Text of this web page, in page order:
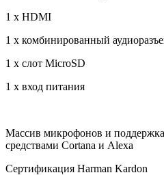
1 x HDMI
1 x комбинированный
1 x слот MicroSD
1 x вход питания
Массив микрофонов и поддержка
средствами Cortana и Alexa
Сертификация Harman Kardon